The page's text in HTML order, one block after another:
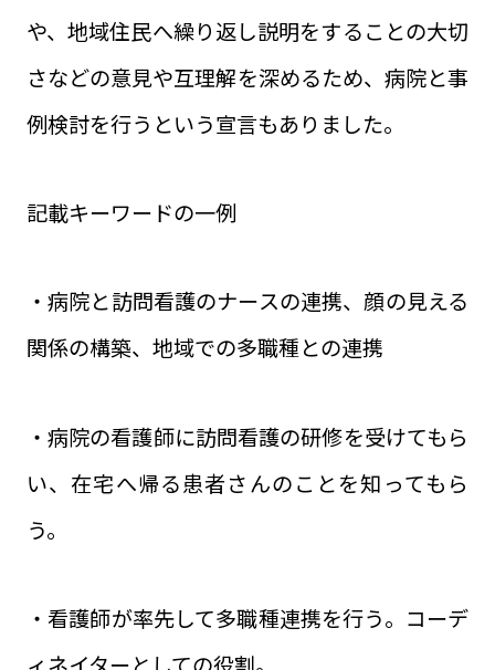
や、地域住民へ繰り返し説明をすることの大切
さなどの意見や互理解を深めるため、病院と事
例検討を行うという宣言もありました。
記載キーワードの一例
・病院と訪問看護のナースの連携、顔の見える
関係の構築、地域での多職種との連携
・病院の看護師に訪問看護の研修を受けてもら
い、在宅へ帰る患者さんのことを知ってもら
う。
・看護師が率先して多職種連携を行う。コーデ